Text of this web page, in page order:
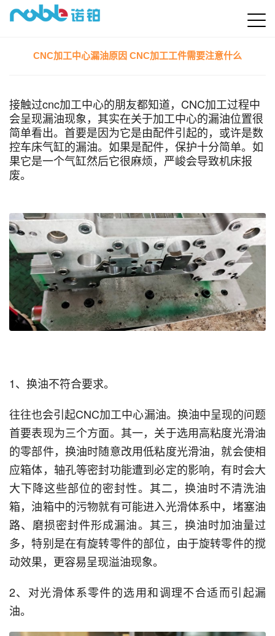
CNC加工中心漏油原因 CNC加工工件需要注意什么
接触过cnc加工中心的朋友都知道，CNC加工过程中
会呈现漏油现象，其实在关于加工中心的漏油位置很
简单看出。首要是因为它是由配件引起的，或许是数
控车床气缸的漏油。如果是配件，保护十分简单。如
果它是一个气缸然后它很麻烦，严峻会导致机床报
废。
1、换油不符合要求。
往往也会引起CNC加工中心漏油。换油中呈现的问题
首要表现为三个方面。其一，关于选用高粘度光滑油
的零部件，换油时随意改用低粘度光滑油，就会使相
应箱体，轴孔等密封功能遭到必定的影响，有时会大
大下降这些部位的密封性。其二，换油时不清洗油
箱，油箱中的污物就有可能进入光滑体系中，堵塞油
路、磨损密封件形成漏油。其三，换油时加油量过
多，特别是在有旋转零件的部位，由于旋转零件的搅
动效果，更容易呈现溢油现象。
2、对光滑体系零件的选用和调理不合适而引起漏
油。